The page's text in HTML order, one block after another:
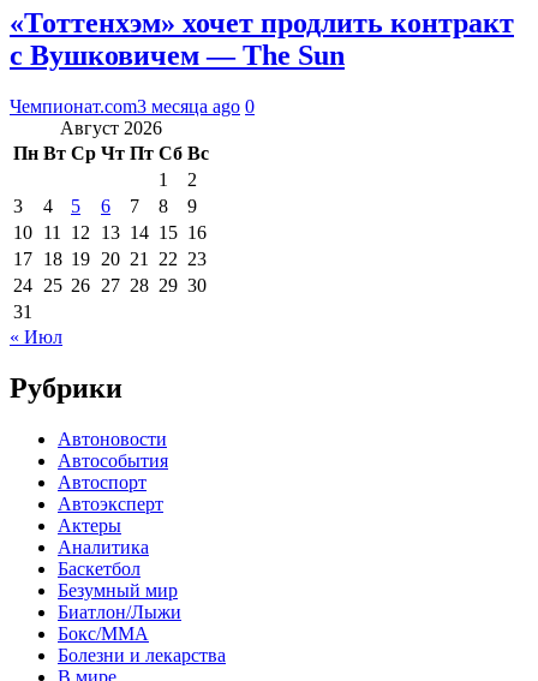
«Тоттенхэм» хочет продлить контракт
с Вушковичем — The Sun
Чемпионат.com3 месяца ago 0
Август 2026
Пн Вт Ср Чт Пт Сб Вс
1
2
3
4 5 6 7 8
9
10 11 12 13 14 15 16
17 18 19 20 21 22 23
24 25 26 27 28 29 30
31
« Июл
Рубрики
Автоновости
Автособытия
Автоспорт
Автоэксперт
Актеры
Аналитика
Баскетбол
Безумный мир
Биатлон/Лыжи
Бокс/MMA
Болезни и лекарства
В мире